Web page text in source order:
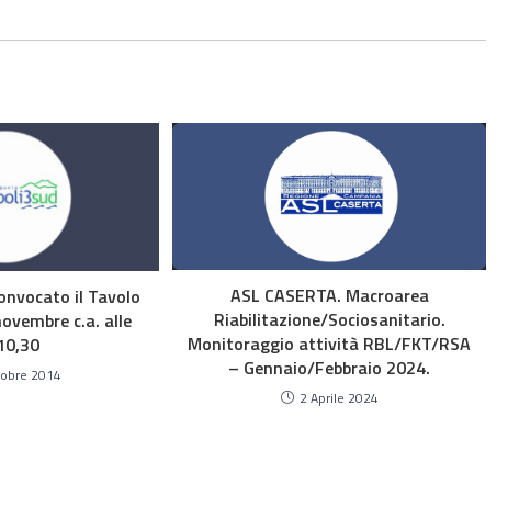
il Tavolo
c.a. alle
2014
ASL CASERTA. Macroarea
Riabilitazione/Sociosanitario.
Monitoraggio attività RBL/FKT/RSA
– Gennaio/Febbraio 2024.
2 Aprile 2024